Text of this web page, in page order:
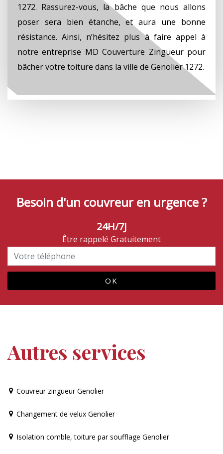
1272. Rassurez-vous, la bâche que nous allons
poser sera bien étanche, et aura une bonne
résistance. Ainsi, n’hésitez plus à faire appel à
notre entreprise MD Couverture Zingueur pour
bâcher votre toiture dans la ville de Genolier 1272.
Besoin d'un couvreur en urgence ?
24H/7J
Être rappelé Gratuitement
Autres services
Couvreur zingueur Genolier
Changement de velux Genolier
Isolation comble, toiture par soufflage Genolier